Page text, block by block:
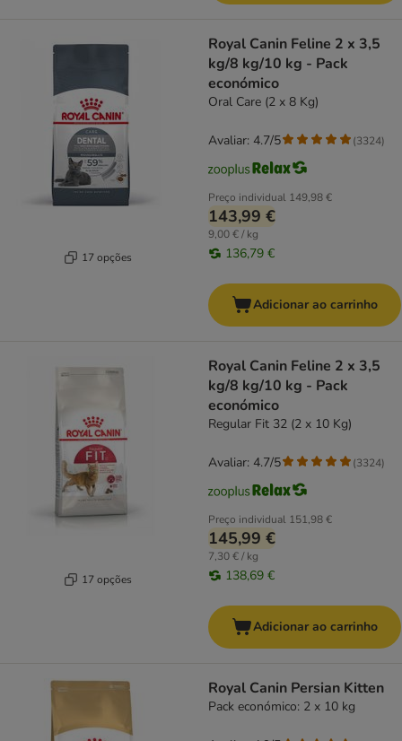
17 opções
Royal Canin Feline 2 x 3,5
kg/8 kg/10 kg - Pack
económico
Oral Care (2 x 8 Kg)
Preço individual 149,98 €
143,99 €
9,00 € / kg
136,79 €
Avaliar: 4.7/5 (3324)
Adicionar ao carrinho
17 opções
Royal Canin Feline 2 x 3,5
kg/8 kg/10 kg - Pack
económico
Regular Fit 32 (2 x 10 Kg)
Preço individual 151,98 €
145,99 €
7,30 € / kg
138,69 €
Avaliar: 4.7/5 (3324)
Adicionar ao carrinho
Royal Canin Persian Kitten
Pack económico: 2 x 10 kg